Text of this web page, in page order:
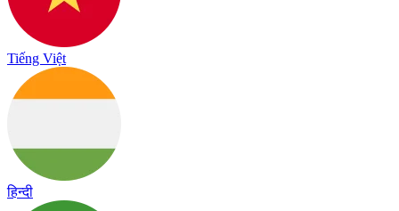
Tiếng Việt
हिन्दी